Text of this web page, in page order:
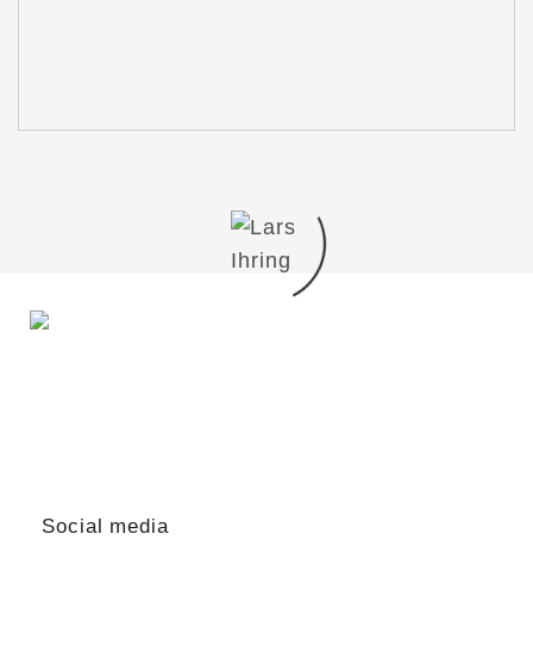
Social media